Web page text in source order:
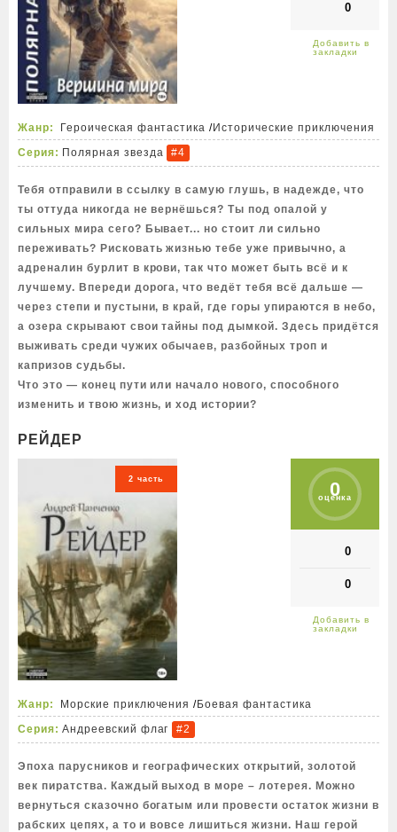
0
Жанр: Героическая фантастика /Исторические приключения
Серия: Полярная звезда #4
Тебя отправили в ссылку в самую глушь, в надежде, что
ты оттуда никогда не вернёшься? Ты под опалой у
сильных мира сего? Бывает... но стоит ли сильно
переживать? Рисковать жизнью тебе уже привычно, а
адреналин бурлит в крови, так что может быть всё и к
лучшему. Впереди дорога, что ведёт тебя всё дальше —
через степи и пустыни, в край, где горы упираются в небо,
а озера скрывают свои тайны под дымкой. Здесь придётся
выживать среди чужих обычаев, разбойных троп и
капризов судьбы.
Что это — конец пути или начало нового, способного
изменить и твою жизнь, и ход истории?
РЕЙДЕР
2 часть 0
оценка
0
0
Жанр: Морские приключения /Боевая фантастика
Серия: Андреевский флаг #2
Эпоха парусников и географических открытий, золотой
век пиратства. Каждый выход в море – лотерея. Можно
вернуться сказочно богатым или провести остаток жизни в
рабских цепях, а то и вовсе лишиться жизни. Наш герой